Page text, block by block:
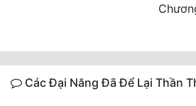
Các Đại Năng Đã Để Lại Thần